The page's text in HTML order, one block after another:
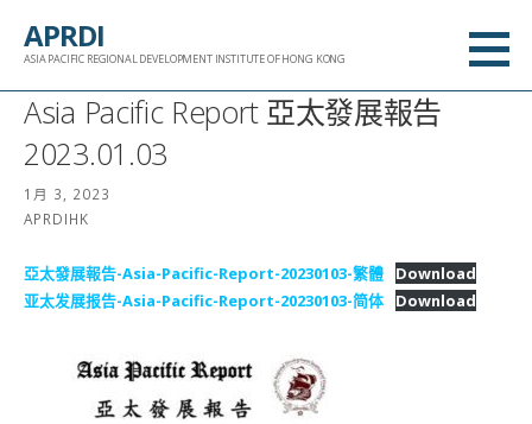
APRDI
ASIA PACIFIC REGIONAL DEVELOPMENT INSTITUTE OF HONG KONG
Asia Pacific Report 亞太發展報告
2023.01.03
1月 3, 2023
APRDIHK
亞太發展報告-Asia-Pacific-Report-20230103-繁體
Download
亚太发展报告-Asia-Pacific-Report-20230103-简体
Download